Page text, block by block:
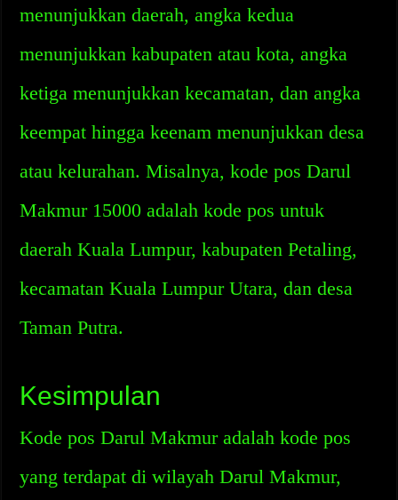
menunjukkan daerah, angka kedua
menunjukkan kabupaten atau kota, angka
ketiga menunjukkan kecamatan, dan angka
keempat hingga keenam menunjukkan desa
atau kelurahan. Misalnya, kode pos Darul
Makmur 15000 adalah kode pos untuk
daerah Kuala Lumpur, kabupaten Petaling,
kecamatan Kuala Lumpur Utara, dan desa
Taman Putra.
Kesimpulan
Kode pos Darul Makmur adalah kode pos
yang terdapat di wilayah Darul Makmur,